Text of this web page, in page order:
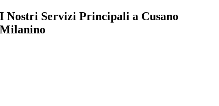
I Nostri Servizi Principali a Cusano
Milanino